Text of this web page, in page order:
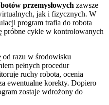
przemysłowych zawsze
jak i fizycznych. W
program trafia do robota
próbne cykle w kontrolowanych
od razu w środowisku
pełnych procedur
ruchy robota, ocenia
ewentualne korekty. Dopiero
zostaje wdrożony do